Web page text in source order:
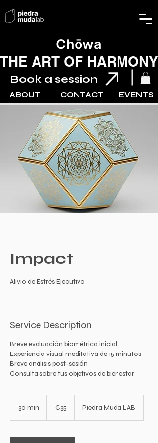
Chōwa
Book a session
THE ART OF HARMONY
ABOUT CONTACT EVENTS
Impact
Alivio de Estrés Ejecutivo
Service Description
Breve evaluación biométrica inicial
Experiencia visual meditativa de 15 minutos
Breve análisis post-sesión
Consulta sobre tus objetivos de bienestar
30 min
i
€35 Piedra Muda LAB